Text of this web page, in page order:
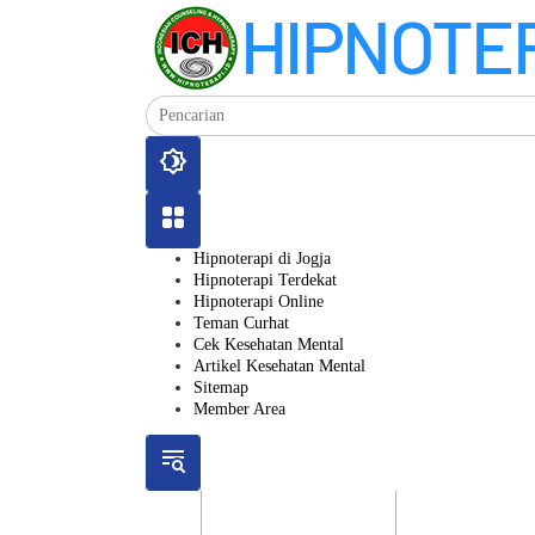
Hipnoterapi di Jogja
Hipnoterapi Terdekat
Hipnoterapi Online
Teman Curhat
Cek Kesehatan Mental
Artikel Kesehatan Mental
Sitemap
Member Area